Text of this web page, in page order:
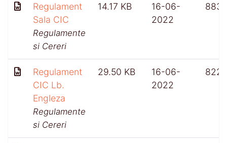
Regulament
Sala CIC
Regulamente
si Cereri
14.17 KB
16-06-
2022
883
Regulament
CIC Lb.
Engleza
Regulamente
si Cereri
29.50 KB
16-06-
2022
822